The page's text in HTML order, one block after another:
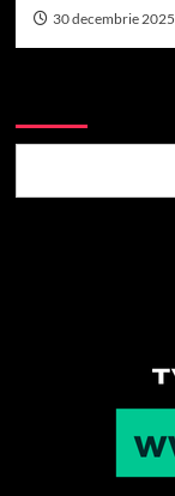
30 decembrie 2025